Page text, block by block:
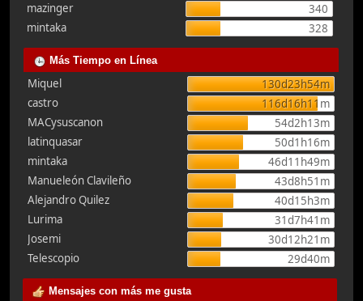
mazinger
340
mintaka
328
Más Tiempo en Línea
Miquel
130d23h54m
castro
116d16h11m
MACysuscanon
54d2h13m
latinquasar
50d1h16m
mintaka
46d11h49m
Manueleón Clavileño
43d8h51m
Alejandro Quilez
40d15h3m
Lurima
31d7h41m
Josemi
30d12h21m
Telescopio
29d40m
Mensajes con más me gusta